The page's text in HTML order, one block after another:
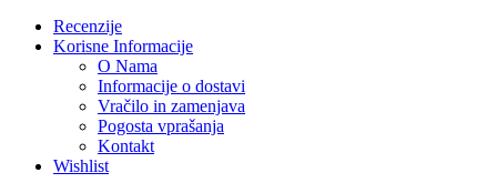
Recenzije
Korisne Informacije
O Nama
Informacije o dostavi
Vračilo in zamenjava
Pogosta vprašanja
Kontakt
Wishlist